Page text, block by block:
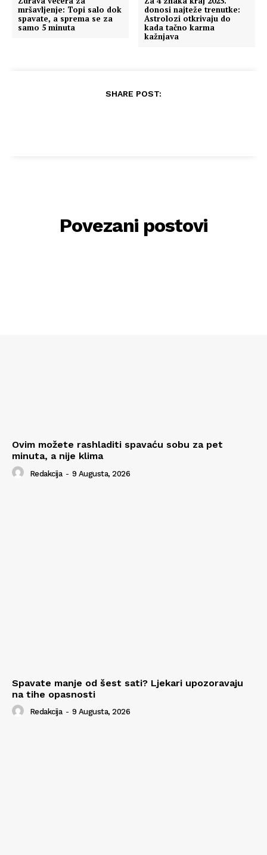
mršavljenje: Topi salo dok
spavate, a sprema se za
samo 5 minuta
donosi najteže trenutke:
Astrolozi otkrivaju do
kada tačno karma
kažnjava
SHARE POST:
Povezani postovi
Ovim možete rashladiti spavaću sobu za pet
minuta, a nije klima
Redakcija - 9 Augusta, 2026
Spavate manje od šest sati? Ljekari upozoravaju
na tihe opasnosti
Redakcija - 9 Augusta, 2026